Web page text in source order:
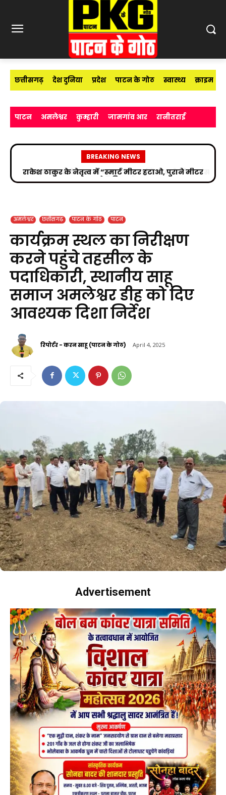
छत्तीसगढ़ देश दुनिया प्रदेश पाटन के गोठ स्वास्थ्य क्राइम
पाटन अमलेश्वर कुम्हारी जामगांव आर रानीतराई
BREAKING NEWS
सड़क हादसे के बाद उपचाररत किरण सिंह देव से मिले सांसद
विजय बघेल
अमलेश्वर छत्तीसगढ़ पाटन के गोठ पाटन
कार्यक्रम स्थल का निरीक्षण
करने पहुंचे तहसील के
पदाधिकारी, स्थानीय साहू
समाज अमलेश्वर डीह को दिए
आवश्यक दिशा निर्देश
रिपोर्टर - करन साहू (पाटन के गोठ) April 4, 2025
Advertisement